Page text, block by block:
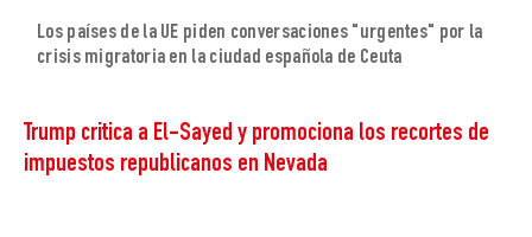
Los países de la UE piden conversaciones "urgentes" por la
crisis migratoria en la ciudad española de Ceuta
Trump critica a El-Sayed y promociona los recortes de
impuestos republicanos en Nevada